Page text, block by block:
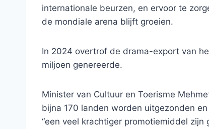
internationale beurzen, en ervoor te
de mondiale arena blijft groeien.
In 2024 overtrof de drama-export van
miljoen genereerde.
Minister van Cultuur en Toerisme
bijna 170 landen worden uitgezonden
“een veel krachtiger promotiemiddel